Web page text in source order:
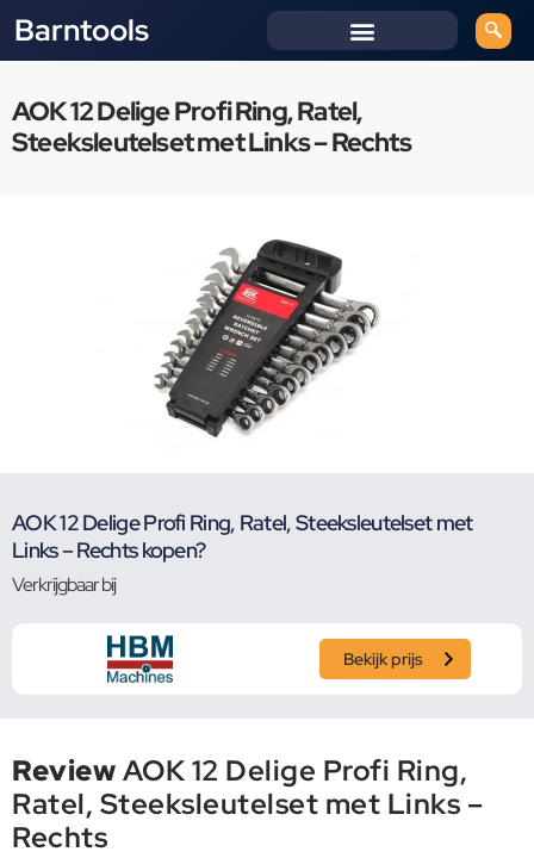
Barntools
AOK 12 Delige Profi Ring, Ratel,
Steeksleutelset met Links – Rechts
AOK 12 Delige Profi Ring, Ratel, Steeksleutelset met
Links – Rechts kopen?
Verkrijgbaar bij
Bekijk prijs
ReviewAOK 12 Delige Profi Ring,
Ratel, Steeksleutelset met Links –
Rechts